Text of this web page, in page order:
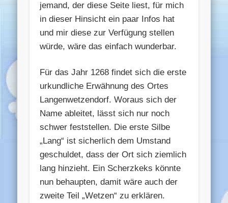
jemand, der diese Seite liest, für mich
in dieser Hinsicht ein paar Infos hat
und mir diese zur Verfügung stellen
würde, wäre das einfach wunderbar.
Für das Jahr 1268 findet sich die erste
urkundliche Erwähnung des Ortes
Langenwetzendorf. Woraus sich der
Name ableitet, lässt sich nur noch
schwer feststellen. Die erste Silbe
„Lang“ ist sicherlich dem Umstand
geschuldet, dass der Ort sich ziemlich
lang hinzieht. Ein Scherzkeks könnte
nun behaupten, damit wäre auch der
zweite Teil „Wetzen“ zu erklären.